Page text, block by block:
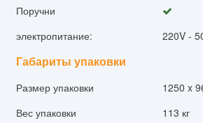
Поручни
электропитание:
220V -
Габариты упаковки
Размер упаковки
1250 x
Вес упаковки
113 кг